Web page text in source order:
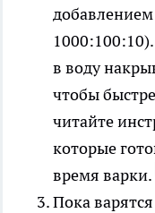
в воду
чтобы
читайте
которые
время варки.
Пока